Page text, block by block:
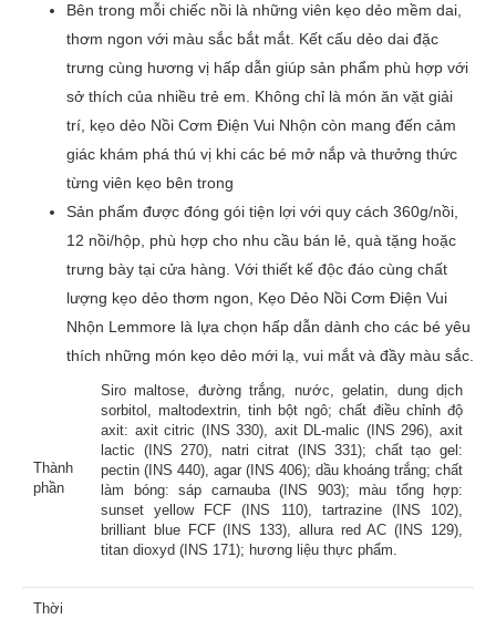
Bên trong mỗi chiếc nồi là những viên kẹo dẻo mềm dai,
thơm ngon với màu sắc bắt mắt. Kết cấu dẻo dai đặc
trưng cùng hương vị hấp dẫn giúp sản phẩm phù hợp với
sở thích của nhiều trẻ em. Không chỉ là món ăn vặt giải
trí, kẹo dẻo Nồi Cơm Điện Vui Nhộn còn mang đến cảm
giác khám phá thú vị khi các bé mở nắp và thưởng thức
từng viên kẹo bên trong
Sản phẩm được đóng gói tiện lợi với quy cách 360g/nồi,
12 nồi/hộp, phù hợp cho nhu cầu bán lẻ, quà tặng hoặc
trưng bày tại cửa hàng. Với thiết kế độc đáo cùng chất
lượng kẹo dẻo thơm ngon, Kẹo Dẻo Nồi Cơm Điện Vui
Nhộn Lemmore là lựa chọn hấp dẫn dành cho các bé yêu
thích những món kẹo dẻo mới lạ, vui mắt và đầy màu sắc.
Thành
phần
Siro maltose, đường trắng, nước, gelatin, dung dịch
sorbitol, maltodextrin, tinh bột ngô; chất điều chỉnh độ
axit: axit citric (INS 330), axit DL-malic (INS 296), axit
lactic (INS 270), natri citrat (INS 331); chất tạo gel:
pectin (INS 440), agar (INS 406); dầu khoáng trắng; chất
làm bóng: sáp carnauba (INS 903); màu tổng hợp:
sunset yellow FCF (INS 110), tartrazine (INS 102),
brilliant blue FCF (INS 133), allura red AC (INS 129),
titan dioxyd (INS 171); hương liệu thực phẩm.
Thời